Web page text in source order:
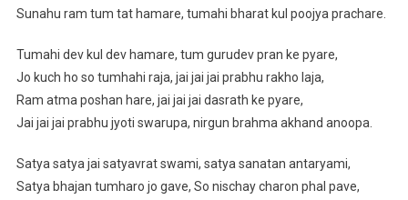
Sunahu ram tum tat hamare, tumahi bharat kul poojya prachare.
Tumahi dev kul dev hamare, tum gurudev pran ke pyare,
Jo kuch ho so tumhahi raja, jai jai jai prabhu rakho laja,
Ram atma poshan hare, jai jai jai dasrath ke pyare,
Jai jai jai prabhu jyoti swarupa, nirgun brahma akhand anoopa.
Satya satya jai satyavrat swami, satya sanatan antaryami,
Satya bhajan tumharo jo gave, So nischay charon phal pave,